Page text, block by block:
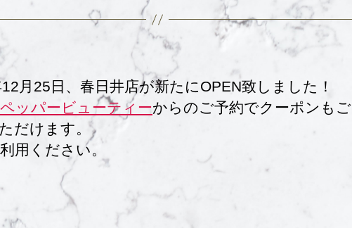
月25日、春日井店が新たにOPEN致しました！
ッパービューティーからのご予約でクーポンもご
だけます。
用ください。